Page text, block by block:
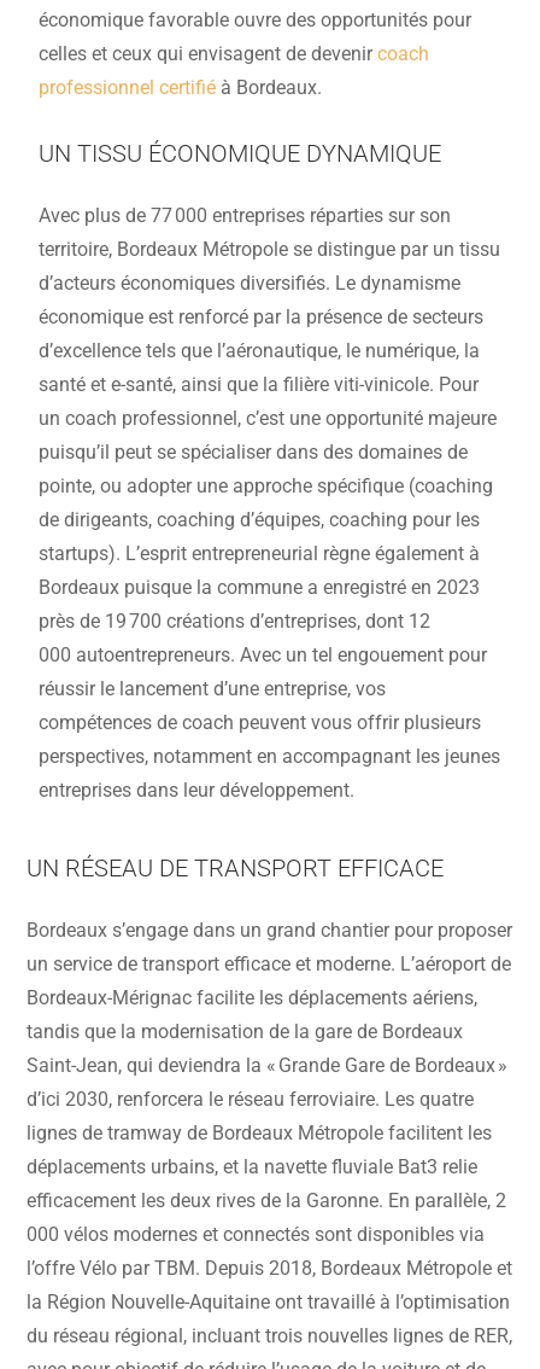
économique favorable ouvre des opportunités pour
celles et ceux qui envisagent de devenircoach
professionnel certifié à Bordeaux.
UN TISSU ÉCONOMIQUE DYNAMIQUE
Avec plus de 77 000 entreprises réparties sur son
territoire, Bordeaux Métropole se distingue par un tissu
d’acteurs économiques diversifiés. Le dynamisme
économique est renforcé par la présence de secteurs
d’excellence tels que l’aéronautique, le numérique, la
santé et e-santé, ainsi que la filière viti-vinicole. Pour
un coach professionnel, c’est une opportunité majeure
puisqu’il peut se spécialiser dans des domaines de
pointe, ou adopter une approche spécifique (coaching
de dirigeants, coaching d’équipes, coaching pour les
startups). L’esprit entrepreneurial règne également à
Bordeaux puisque la commune a enregistré en 2023
près de 19 700 créations d’entreprises, dont 12
000 autoentrepreneurs. Avec un tel engouement pour
réussir le lancement d’une entreprise, vos
compétences de coach peuvent vous offrir plusieurs
perspectives, notamment en accompagnant les jeunes
entreprises dans leur développement.
UN RÉSEAU DE TRANSPORT EFFICACE
Bordeaux s’engage dans un grand chantier pour proposer
un service de transport efficace et moderne. L’aéroport de
Bordeaux-Mérignac facilite les déplacements aériens,
tandis que la modernisation de la gare de Bordeaux
Saint-Jean, qui deviendra la « Grande Gare de Bordeaux »
d’ici 2030, renforcera le réseau ferroviaire. Les quatre
lignes de tramway de Bordeaux Métropole facilitent les
déplacements urbains, et la navette fluviale Bat3 relie
efficacement les deux rives de la Garonne. En parallèle, 2
000 vélos modernes et connectés sont disponibles via
l’offre Vélo par TBM. Depuis 2018, Bordeaux Métropole et
la Région Nouvelle-Aquitaine ont travaillé à l’optimisation
du réseau régional, incluant trois nouvelles lignes de RER,